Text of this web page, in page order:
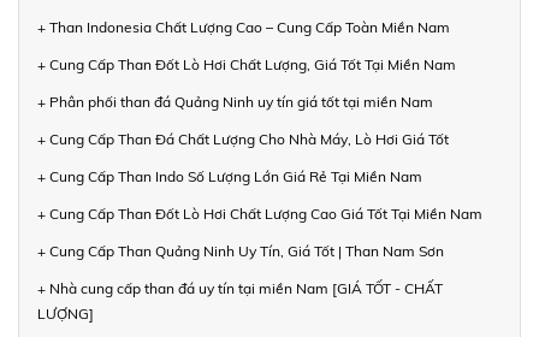
+ Than Indonesia Chất Lượng Cao – Cung Cấp Toàn Miền Nam
+ Cung Cấp Than Đốt Lò Hơi Chất Lượng, Giá Tốt Tại Miền Nam
+ Phân phối than đá Quảng Ninh uy tín giá tốt tại miền Nam
+ Cung Cấp Than Đá Chất Lượng Cho Nhà Máy, Lò Hơi Giá Tốt
+ Cung Cấp Than Indo Số Lượng Lớn Giá Rẻ Tại Miền Nam
+ Cung Cấp Than Đốt Lò Hơi Chất Lượng Cao Giá Tốt Tại Miền Nam
+ Cung Cấp Than Quảng Ninh Uy Tín, Giá Tốt | Than Nam Sơn
+ Nhà cung cấp than đá uy tín tại miền Nam [GIÁ TỐT - CHẤT
LƯỢNG]